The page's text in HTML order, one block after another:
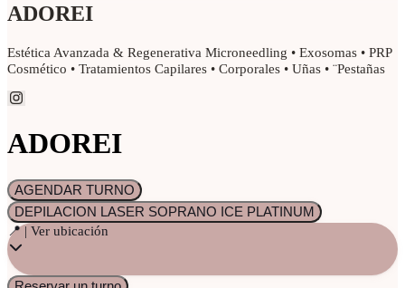
ADOREI
Estética Avanzada & Regenerativa Microneedling • Exosomas • PRP
Cosmético • Tratamientos Capilares • Corporales • Uñas • ¨Pestañas
ADOREI
AGENDAR TURNO
DEPILACION LASER SOPRANO ICE PLATINUM
📍 | Ver ubicación